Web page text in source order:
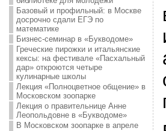
Базовый и профильный: в Москве
досрочно сдали ЕГЭ по
математике
Бизнес-семинар в «Букводоме»
Греческие пирожки и итальянские
кексы: на фестивале «Пасхальный
дар» откроются четыре
кулинарные школы
Лекция «Полноцветное общение» в
Московском зоопарке
Лекция о правительнице Анне
Леопольдовне в «Букводоме»
В Московском зоопарке в апреле